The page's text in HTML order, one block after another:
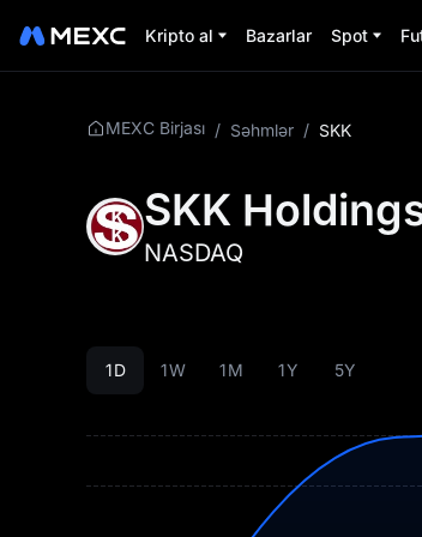
Kripto al Bazarlar Spot
MEXC Birjası / Səhmlər / SKK
SKK
NASDAQ
1D 1W 1M 1Y 5Y